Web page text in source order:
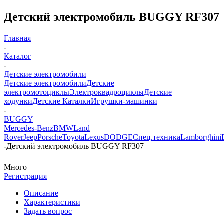
Детский электромобиль BUGGY RF307
Главная
-
Каталог
-
Детские электромобили
Детские электромобилиДетские
электромотоциклыЭлектроквадроциклыДетские
ходункиДетские КаталкиИгрушки-машинки
-
BUGGY
Mercedes-BenzBMWLand
RoverJeepPorscheToyotaLexusDODGEСпец.техникаLamborghini
-Детский электромобиль BUGGY RF307
Много
Регистрация
Описание
Характеристики
Задать вопрос